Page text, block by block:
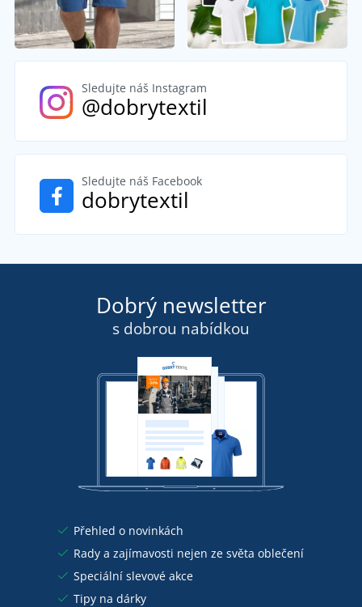
Sledujte náš Instagram
@dobrytextil
Sledujte náš Facebook
dobrytextil
Dobrý newsletter
s dobrou nabídkou
Přehled o novinkách
Rady a zajímavosti nejen ze světa oblečení
Speciální slevové akce
Tipy na dárky